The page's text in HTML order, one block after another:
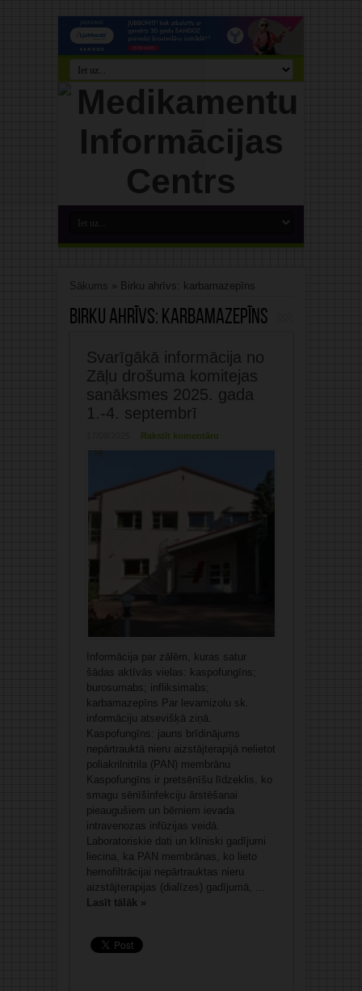
Sākums » Birku ahrīvs: karbamazepīns
Birku ahrīvs: karbamazepīns
Svarīgākā informācija no
Zāļu drošuma komitejas
sanāksmes 2025. gada
1.-4. septembrī
Rakstīt komentāru
Informācija par zālēm, kuras satur
šādas aktīvās vielas: kaspofungīns;
burosumabs; infliksimabs;
karbamazepīns Par levamizolu sk.
informāciju atsevišķā ziņā.
Kaspofungīns: jauns brīdinājums
nepārtrauktā nieru aizstājterapijā nelietot
poliakrilnitrila (PAN) membrānu
Kaspofungīns ir pretsēnīšu līdzeklis, ko
smagu sēnīšinfekciju ārstēšanai
pieaugušiem un bērniem ievada
intravenozas infūzijas veidā.
Laboratoriskie dati un klīniski gadījumi
liecina, ka PAN membrānas, ko lieto
hemofiltrācijai nepārtrauktas nieru
aizstājterapijas (dialīzes) gadījumā, ...
Lasīt tālāk »